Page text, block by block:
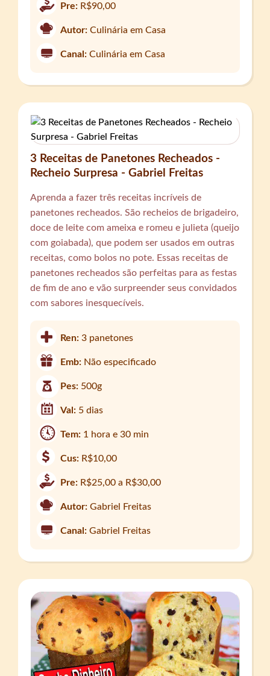
Pre: R$90,00
Autor: Culinária em Casa
Canal: Culinária em Casa
3 Receitas de Panetones Recheados -
Recheio Surpresa - Gabriel Freitas
Aprenda a fazer três receitas incríveis de
panetones recheados. São recheios de brigadeiro,
doce de leite com ameixa e romeu e julieta (queijo
com goiabada), que podem ser usados em outras
receitas, como bolos no pote. Essas receitas de
panetones recheados são perfeitas para as festas
de fim de ano e vão surpreender seus convidados
com sabores inesquecíveis.
Ren:3 panetones
Emb: Não especificado
Pes: 500g
Val: 5 dias
Tem: 1 hora e 30 min
Cus: R$10,00
Pre: R$25,00 a R$30,00
Autor: Gabriel Freitas
Canal: Gabriel Freitas